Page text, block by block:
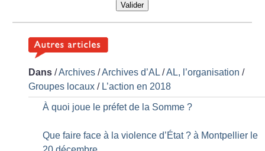
Valider
Dans /Archives /Archives d’AL /AL, l’organisation /
Groupes locaux / L’action en 2018
À quoi joue le préfet de la Somme ?
Que faire face à la violence d’État ? à Montpellier le